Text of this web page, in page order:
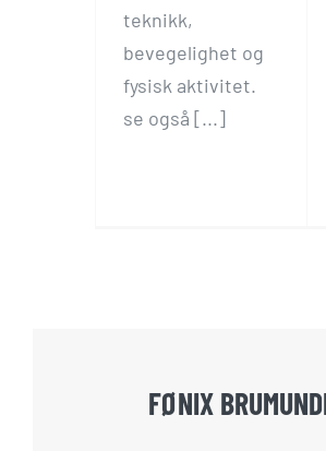
teknikk,
bevegelighet og
fysisk aktivitet.
se også [...]
FØNIX